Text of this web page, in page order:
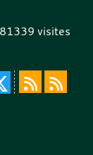
81339 visites